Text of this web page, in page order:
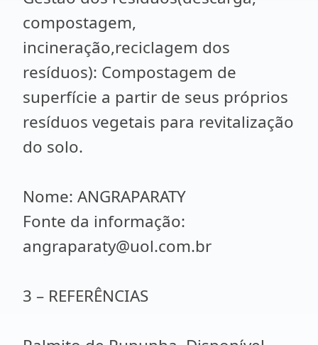
compostagem,
incineração,reciclagem dos
resíduos): Compostagem de
superfície a partir de seus próprios
resíduos vegetais para revitalização
do solo.
Nome: ANGRAPARATY
Fonte da informação:
angraparaty@uol.com.br
3 – REFERÊNCIAS